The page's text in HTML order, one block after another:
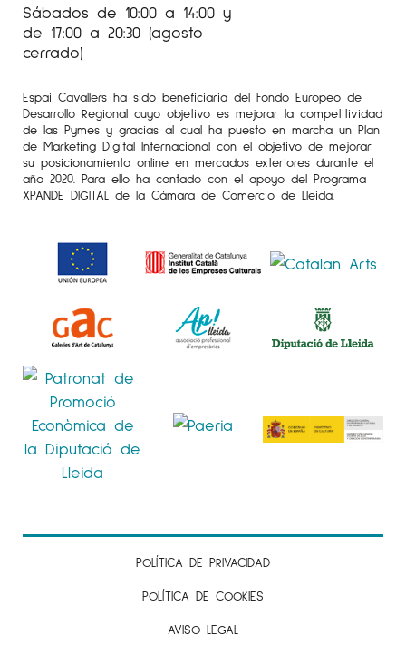
Sábados de 10:00 a 14:00 y
de 17:00 a 20:30 (agosto
cerrado)
Espai Cavallers ha sido beneficiaria del Fondo Europeo de
Desarrollo Regional cuyo objetivo es mejorar la competitividad
de las Pymes y gracias al cual ha puesto en marcha un Plan
de Marketing Digital Internacional con el objetivo de mejorar
su posicionamiento online en mercados exteriores durante el
año 2020. Para ello ha contado con el apoyo del Programa
XPANDE DIGITAL de la Cámara de Comercio de Lleida.
POLÍTICA DE PRIVACIDAD
POLÍTICA DE COOKIES
AVISO LEGAL